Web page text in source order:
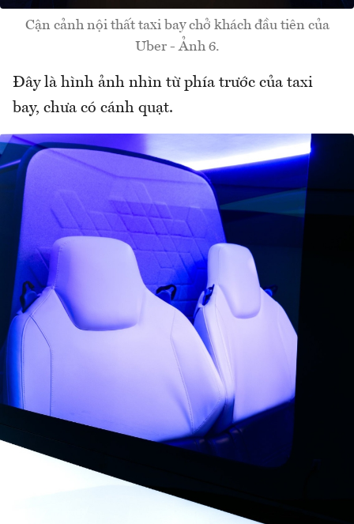
Cận cảnh nội thất taxi bay chở khách đầu tiên của
Uber - Ảnh 6.
Đây là hình ảnh nhìn từ phía trước của taxi
bay, chưa có cánh quạt.